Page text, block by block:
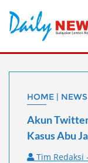
content
HOME |
Akun
Kasus Abu
Tim Redaksi